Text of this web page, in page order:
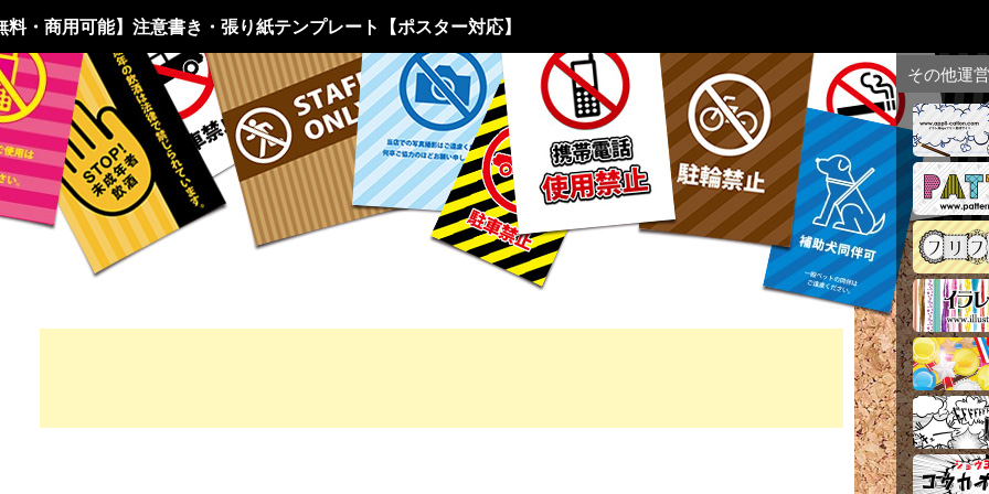
料・商用可能】注意書き・張り紙テンプレート【ポスター対応】
その他運